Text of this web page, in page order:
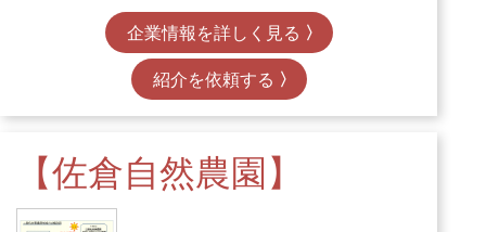
企業情報を詳しく見る
紹介を依頼する
【佐倉自然農園】